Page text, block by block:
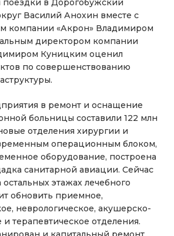
поездки в Дорогобужский
Василий Анохин вместе с
компании «Акрон» Владимиром
директором компании
Куницким оценил
по совершенствованию
в ремонт и оснащение
больницы составили 122 млн
отделения хирургии и
операционным блоком,
оборудование, построена
санитарной авиации. Сейчас
этажах лечебного
обновить приемное,
неврологическое, акушерско-
и терапевтическое отделения.